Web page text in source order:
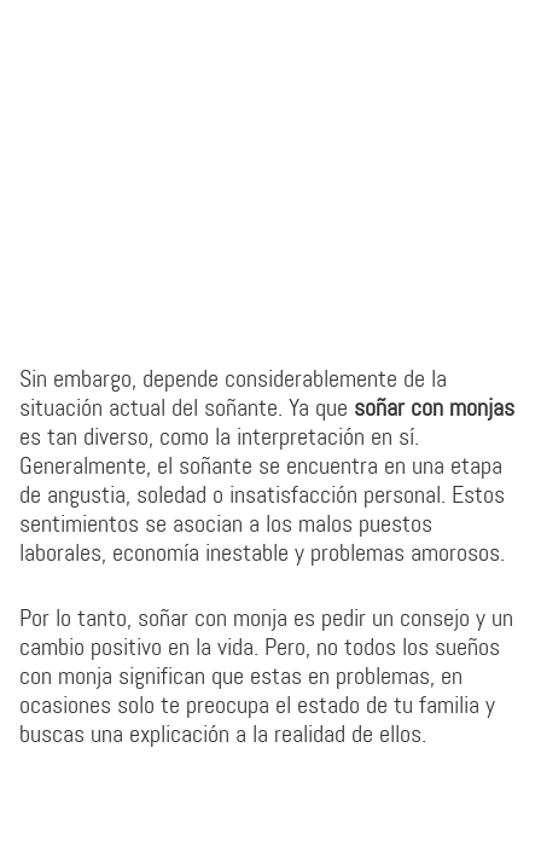
Sin embargo, depende considerablemente de la
situación actual del soñante. Ya que soñar con monjas
es tan diverso, como la interpretación en sí.
Generalmente, el soñante se encuentra en una etapa
de angustia, soledad o insatisfacción personal. Estos
sentimientos se asocian a los malos puestos
laborales, economía inestable y problemas amorosos.
Por lo tanto, soñar con monja es pedir un consejo y un
cambio positivo en la vida. Pero, no todos los sueños
con monja significan que estas en problemas, en
ocasiones solo te preocupa el estado de tu familia y
buscas una explicación a la realidad de ellos.